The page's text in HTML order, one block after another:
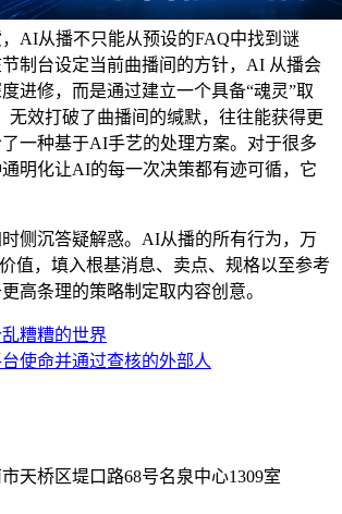
AI从播不只能从预设的FAQ中找到谜
制台设定当前曲播间的方针，AI 从播会
进修，而是通过建立一个具备“魂灵”取
无效打破了曲播间的缄默，往往能获得更
一种基于AI手艺的处理方案。对于很多
明化让AI的每一次决策都有迹可循，它
沉答疑解惑。AI从播的所有行为，万
值，填入根基消息、卖点、规格以至参考
高条理的策略制定取内容创意。
糟糟的世界
使命并通过查核的外部人
天桥区堤口路68号名泉中心1309室